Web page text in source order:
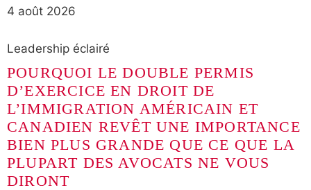
4 août 2026
Leadership éclairé
POURQUOI LE DOUBLE PERMIS
D’EXERCICE EN DROIT DE
L’IMMIGRATION AMÉRICAIN ET
CANADIEN REVÊT UNE IMPORTANCE
BIEN PLUS GRANDE QUE CE QUE LA
PLUPART DES AVOCATS NE VOUS
DIRONT